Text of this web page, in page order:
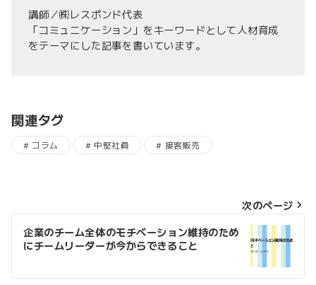
講師／㈱レスポンド代表
「コミュニケーション」をキーワードとして人材育成
をテーマにした記事を書いています。
関連タグ
コラム 中堅社員 接客販売
稿
ナ
ビ
次のページ
企業のチーム全体のモチベーション維持のため
にチームリーダーが今からできること